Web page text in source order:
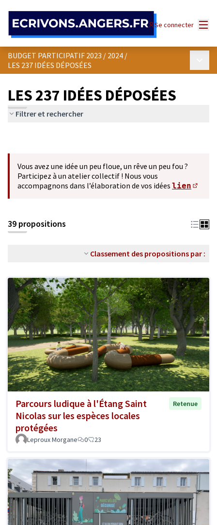
Se connecter
BUDGET PARTICIPATIF 2023 / 2024 /
LES 237 IDÉES DÉPOSÉES
LES 237 IDÉES DÉPOSÉES
Filtrer et rechercher
Vous avez une idée un peu floue, un rêve un peu fou ?
Participez à un atelier collectif ! Nous vous
accompagnons dans l’élaboration de vos idées lien
39 propositions
Classement des propositions par :
Parcours ludique à l'Étang Saint
Nicolas sur les espèces locales
protégées
Retenue
Leproux Morgane 0 23